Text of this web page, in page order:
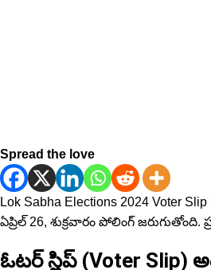
Spread the love
Lok Sabha Elections 2024 Voter
ఏప్రిల్ 26, శుక్రవారం పోలింగ్
ఓటర్ స్లిప్ (Voter Slip)